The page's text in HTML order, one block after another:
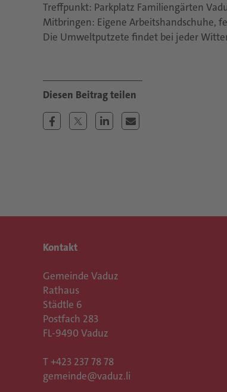
Treffpunkt: Parkplatz Familiengärten
Mitbringen: Eigene Arbeitshandschuhe,
Die Umweltputzete findet bei jeder
Kontakt
Gemeinde Vaduz
Rathaus
Städtle 6
Postfach 283
FL-9490 Vaduz
T +423 237 78 78
gemeinde@vaduz.li